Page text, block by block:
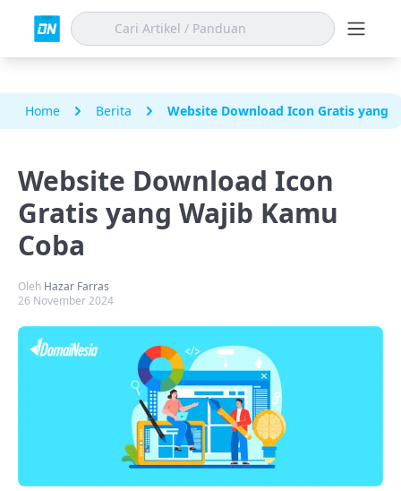
Home Berita Website Download Icon Gratis yang
Website Download Icon
Gratis yang Wajib Kamu
Coba
Oleh Hazar Farras
26 November 2024